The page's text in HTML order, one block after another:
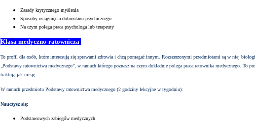
Zasady krytycznego myślenia
Sposoby osiągnięcia dobrostanu psychicznego
Na czym polega praca psychologa lub terapeuty
Klasa medyczno-ratownicza
To profil dla osób, które interesują się sprawami zdrowia i chcą pomagać innym. Rozszerzonymi przedmiotami są w niej
„Podstawy ratownictwa medycznego”, w ramach którego poznasz na czym dokładnie polega praca ratownika medycznego.To
traktują jak misję.
W ramach przedmiotu Podstawy ratownictwa medycznego (2 godziny lekcyjne w tygodniu):
Nauczysz się:
Podstawowych zabiegów medycznych